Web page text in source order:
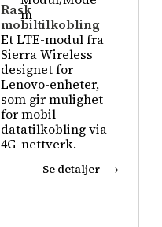
Rask
mobiltilkobling
Et LTE-modul fra
Sierra Wireless
designet for
Lenovo-enheter,
som gir mulighet
for mobil
datatilkobling via
4G-nettverk.
Se detaljer